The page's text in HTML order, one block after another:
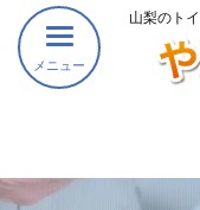
メニュー
山梨のト